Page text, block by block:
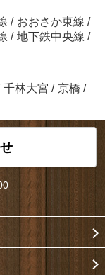
/ おおさか東線 /
/ 地下鉄中央線 /
千林大宮 / 京橋 /